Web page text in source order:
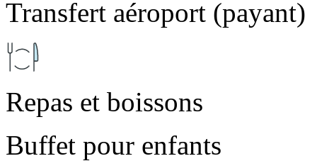
Transfert aéroport (payant)
Repas et boissons
Buffet pour enfants